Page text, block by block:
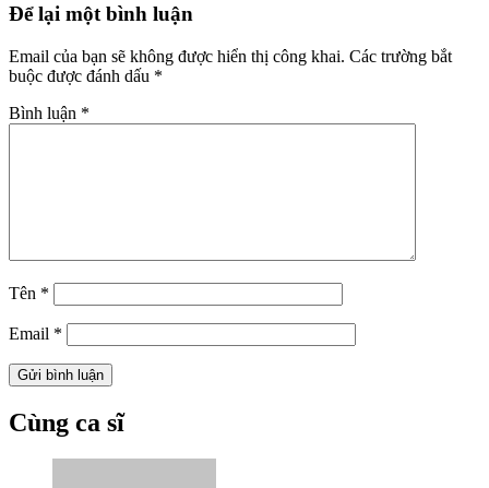
Để lại một bình luận
Email của bạn sẽ không được hiển thị công khai. Các trường bắt
buộc được đánh dấu *
Bình luận *
Tên *
Email *
Cùng ca sĩ